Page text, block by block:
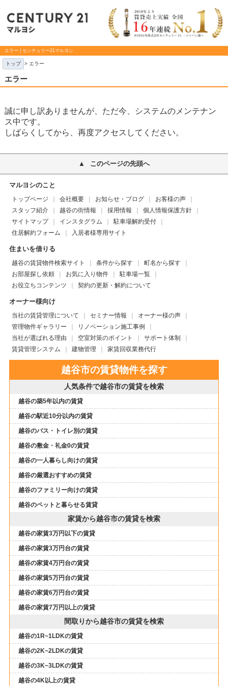
エラー | センチュリー21マルヨシ
トップ > エラー
エラー
誠に申し訳ありませんが、ただ今、システムのメンテナン
ス中です。
しばらくしてから、再度アクセスしてください。
このページの先頭へ
マルヨシのこと
トップページ 会社概要 お知らせ・ブログ
お客様の声
スタッフ紹介
越谷の街情報 採用情報
個人情報保護方針
サイトマップ
インスタグラム
駐車場解約受付
住居解約フォーム
入居者様専用サイト
住まいを借りる
越谷の賃貸物件検索サイト 条件から探す
町名から探す
お部屋探し依頼
お気に入り物件
駐車場一覧
お役立ちコンテンツ
契約の更新・解約について
オーナー様向け
当社の賃貸管理について セミナー情報
オーナー様の声
管理物件ギャラリー
リノベーション施工事例
当社が選ばれる理由
空室対策のポイント
サポート体制
賃貸管理システム
建物管理 家賃回収業務代行
越谷市の賃貸物件を探す
人気条件で越谷市の賃貸を検索
越谷の築5年以内の賃貸
越谷の駅近10分以内の賃貸
越谷のバス・トイレ別の賃貸
越谷の敷金・礼金0の賃貸
越谷の一人暮らし向けの賃貸
越谷の厳選おすすめの賃貸
越谷のファミリー向けの賃貸
越谷のペットと暮らせる賃貸
家賃から越谷市の賃貸を検索
越谷の家賃3万円以下の賃貸
越谷の家賃3万円台の賃貸
越谷の家賃4万円台の賃貸
越谷の家賃5万円台の賃貸
越谷の家賃6万円台の賃貸
越谷の家賃7万円以上の賃貸
間取りから越谷市の賃貸を検索
越谷の1R~1LDKの賃貸
越谷の2K~2LDKの賃貸
越谷の3K~3LDKの賃貸
越谷の4K以上の賃貸